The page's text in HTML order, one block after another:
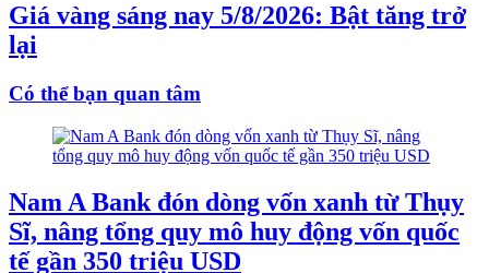
Giá vàng sáng nay 5/8/2026: Bật tăng trở
lại
Có thể bạn quan tâm
Nam A Bank đón dòng vốn xanh từ Thụy
Sĩ, nâng tổng quy mô huy động vốn quốc
tế gần 350 triệu USD